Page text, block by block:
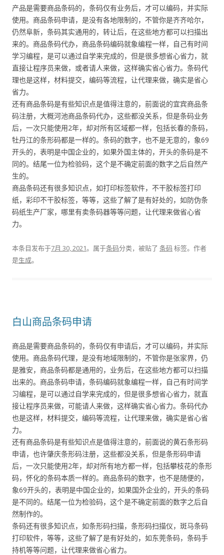
产品是需要商品条码的，条码仅有业务后，才可以编码，并实际
使用。商品条码申请，是没有各地限制的，不管你是齐齐哈尔，
仍然阜新，条码其实通用的，转让后，在这些地方都可以扫描出
来的。商品条码代办，商品条码编码就象编程一样，自己有时间
学习编程，是可以通过自学来完成的，但是很多想省心省力，就
直接让程序员来做，或者请人来做，这样确实省心省力。条码代
理也是这样，材料提交，编码等流程，让代理来做，确实是省心
省力。
还有商品条码是有些知识点是值得注意的，前面说的宜宾商品条
码注册，大概河池商品条码代办，这些都没关系，但是条码业务
后，一次只能使用2年，却对所有区域都一样，包括长春的条码，
牡丹江的条形码都是一样的。条码的数字，也不是无意的，象69
开头的，表明是中国企业的，如果外国主体的，开头的条码是不
同的。结尾一位为检验码，这个是不确定前面的数字之后自然产
生的。
商品条码还有很多知识点，如打印标签软件，不干胶标签打印
纸，彩印不干胶标签，等等，这些了解了是有好处的，如防伪条
码纸生产厂家，哪里有卖条码器等等问题，让代理来做省心省
力。
本条目发布于7月 30, 2021。属于条码分类，被贴了 条码 标签。 作者
是生成。
白山商品条码申请
商品是需要商品条码的，条码仅有申请后，才可以编码，并实际
使用。商品条码代理，是没有地域限制的，不管你是张家界，仍
是雅安，商品条码都是通用的，业务后，在这些地方都可以扫描
出来的。商品条码申请，条码编码就象编程一样，自己有时间学
习编程，是可以通过自学来完成的，但是很多想省心省力，就直
接让程序员来做，可能请人来做，这样确实省心省力。条码代办
也是这样，材料提交，编码等流程，让代理来做，确实是省心省
力。
还有商品条码是有些知识点是值得注意的，前面说的黄石条形码
申请，也许肇庆条形码注册，这些都没关系，但是条形码申请
后，一次只能使用2年，却对所有地方都一样，包括攀枝花的条形
码，怀化的条码本质一样的。商品条码的数字，也不是随便的，
象69开头的，表明是中国企业的，如果国外企业的，开头的条码
是不同的。结尾一位为检验码，这个是不确定前面的数字之后自
然制作的。
条码还有很多知识点，如条形码扫描，条形码扫描仪，斑马条码
打印软件，等等，这些了解了是有好处的，如东莞条码，条码手
持机等等问题，让代理来做省心省力。